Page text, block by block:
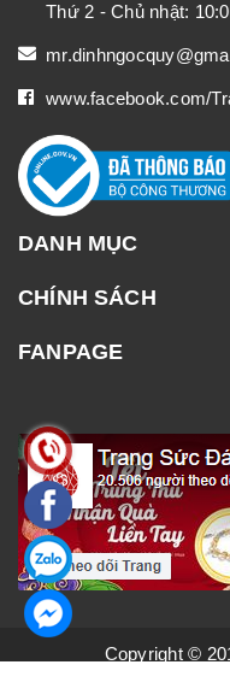
Thứ 2 - Chủ nhật:
www.facebook.com/
DANH MỤC
CHÍNH SÁCH
FANPAGE
Copyright ©